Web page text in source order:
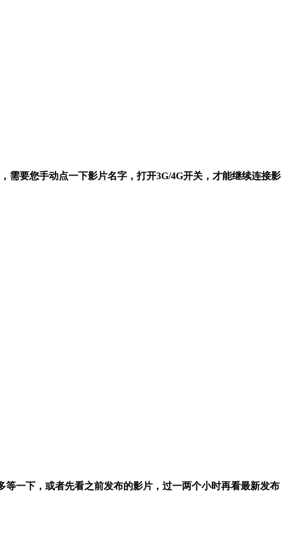
需要您手动点一下影片名字，打开3G/4G开关，才能继续连接影
一下，或者先看之前发布的影片，过一两个小时再看最新发布